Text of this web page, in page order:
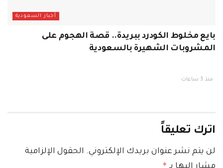
أخبار السعودية
بايع مخلوط الكودرد ببريدة.. قصة الهجوم على
المشروبات الشهيرة بالسعودية
منذ 3 ساعات
اترك تعليقاً
لن يتم نشر عنوان بريدك الإلكتروني. الحقول الإلزامية
*